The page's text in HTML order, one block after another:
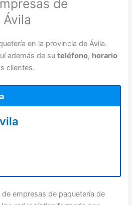
de
en la provincia de Ávila.
además de suteléfono, horario
clientes.
empresas de paquetería de